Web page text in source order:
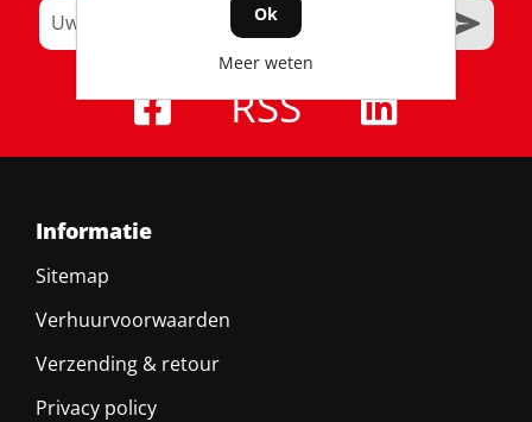
RSS
Informatie
Sitemap
Verhuurvoorwaarden
Verzending & retour
Privacy policy
Ok
Meer weten